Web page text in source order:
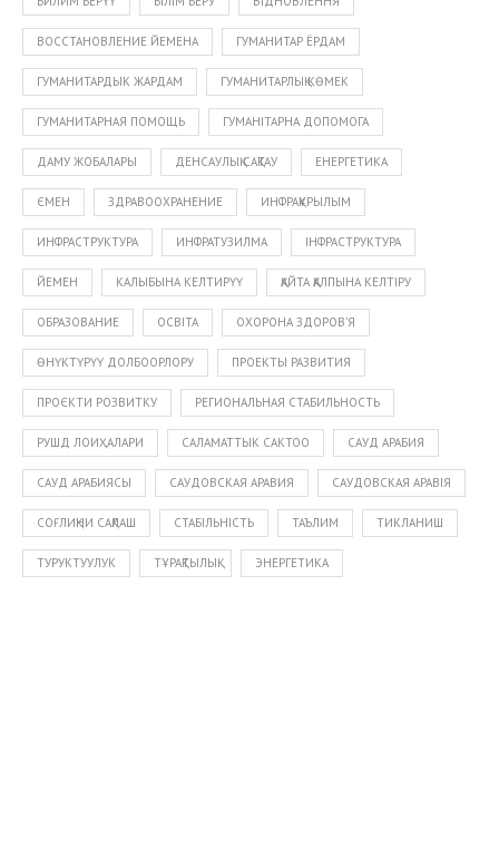
ВОССТАНОВЛЕНИЕ ЙЕМЕНА ГУМАНИТАР ЁРДАМ
ГУМАНИТАРДЫК ЖАРДАМ ГУМАНИТАРЛЫҚ КӨМЕК
ГУМАНИТАРНАЯ ПОМОЩЬ ГУМАНІТАРНА ДОПОМОГА
ДАМУ ЖОБАЛАРЫ ДЕНСАУЛЫҚ САҚТАУ ЕНЕРГЕТИКА
ЄМЕН ЗДРАВООХРАНЕНИЕ ИНФРАҚҰРЫЛЫМ
ИНФРАСТРУКТУРА ИНФРАТУЗИЛМА ІНФРАСТРУКТУРА
ЙЕМЕН КАЛЫБЫНА КЕЛТИРҮҮ ҚАЙТА ҚАЛПЫНА КЕЛТІРУ
ОБРАЗОВАНИЕ ОСВІТА ОХОРОНА ЗДОРОВ’Я
ӨНҮКТҮРҮҮ ДОЛБООРЛОРУ ПРОЕКТЫ РАЗВИТИЯ
ПРОЄКТИ РОЗВИТКУ РЕГИОНАЛЬНАЯ СТАБИЛЬНОСТЬ
РУШД ЛОИҲАЛАРИ САЛАМАТТЫК САКТОО САУД АРАБИЯ
САУД АРАБИЯСЫ САУДОВСКАЯ АРАВИЯ САУДОВСКАЯ АРАВІЯ
СОҒЛИҚНИ САҚЛАШ СТАБІЛЬНІСТЬ ТАЪЛИМ ТИКЛАНИШ
ТУРУКТУУЛУК ТҰРАҚТЫЛЫҚ ЭНЕРГЕТИКА